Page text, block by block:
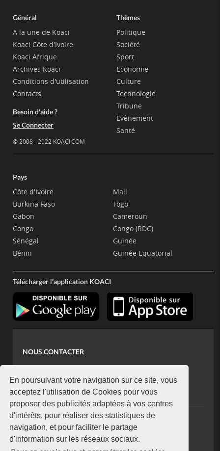
En poursuivant votre navigation sur ce site, vous
acceptez l'utilisation de Cookies pour vous
proposer des publicités adaptées à vos centres
d'intérêts, pour réaliser des statistiques de
navigation, et pour faciliter le partage
d'information sur les réseaux sociaux.
Général
A la une de Koaci
Koaci Côte d'Ivoire
Koaci Afrique
Archives Koaci
Conditions d'utilisation
Contacts
Besoin d'aide ?
Se Connecter
© 2008 - 2022 KOACI.COM
Thèmes
Politique
Société
Sport
Economie
Culture
Technologie
Tribune
Evènement
Santé
Pays
Côte d'Ivoire
Burkina Faso
Gabon
Congo
Sénégal
Bénin
Mali
Togo
Cameroun
Congo (RDC)
Guinée
Guinée Equatorial
Télécharger l'application KOACI
NOUS CONTACTER
koaci@yahoo.fr
+225 07 08 85 52 93
NEWSLETTER
Restez connecté via notre newsletter
S'abonner